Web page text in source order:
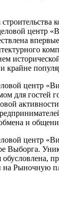
центр
крайне
центр
для гостей
и
центр
Выборга.
на Рыночную